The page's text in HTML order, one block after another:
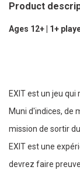
Product
Ages 12+ | 1+
EXIT est un jeu
Muni d'indices, de
mission de sortir
EXIT est une
devrez faire